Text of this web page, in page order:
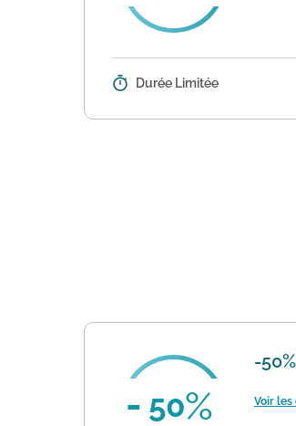
Détails : Cette offre
Durée Limitée
50
-
Voir